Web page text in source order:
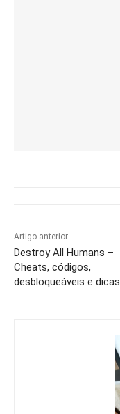
Artigo anterior
Destroy All Humans –
Cheats, códigos,
desbloqueáveis e dicas